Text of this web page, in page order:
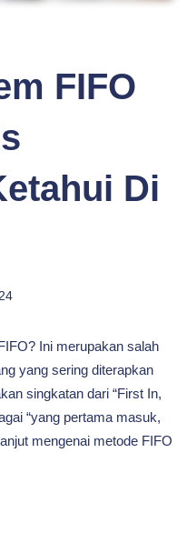
FIFO
Di
Ini merupakan salah
yang sering diterapkan
singkatan dari “First In,
“yang pertama masuk,
mengenai metode FIFO